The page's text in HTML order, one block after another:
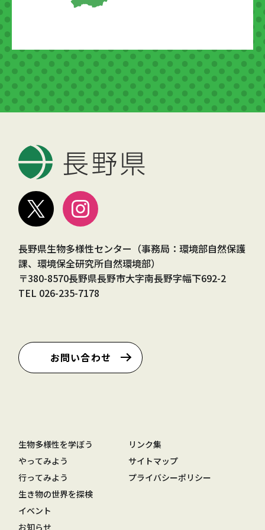
長野県生物多様性センター（事務局：環境部自然保護
課、環境保全研究所自然環境部）
〒380-8570長野県長野市大字南長野字幅下692-2
TEL 026-235-7178
お問い合わせ
生物多様性を学ぼう
やってみよう
行ってみよう
生き物の世界を探検
イベント
お知らせ
リンク集
サイトマップ
プライバシーポリシー